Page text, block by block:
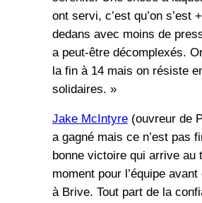
ont servi, c’est qu’on s’est
dedans avec moins de
a peut-être décomplexés.
la fin à 14 mais on résiste
solidaires. »
Jake McIntyre(ouvreur de
a gagné mais ce n’est pas
bonne victoire qui arrive au
moment pour l’équipe
à Brive. Tout part de la